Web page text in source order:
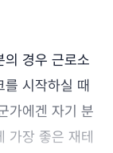
의 경우 근로소
시작하실 때
가에겐 자기 분
가장 좋은 재테